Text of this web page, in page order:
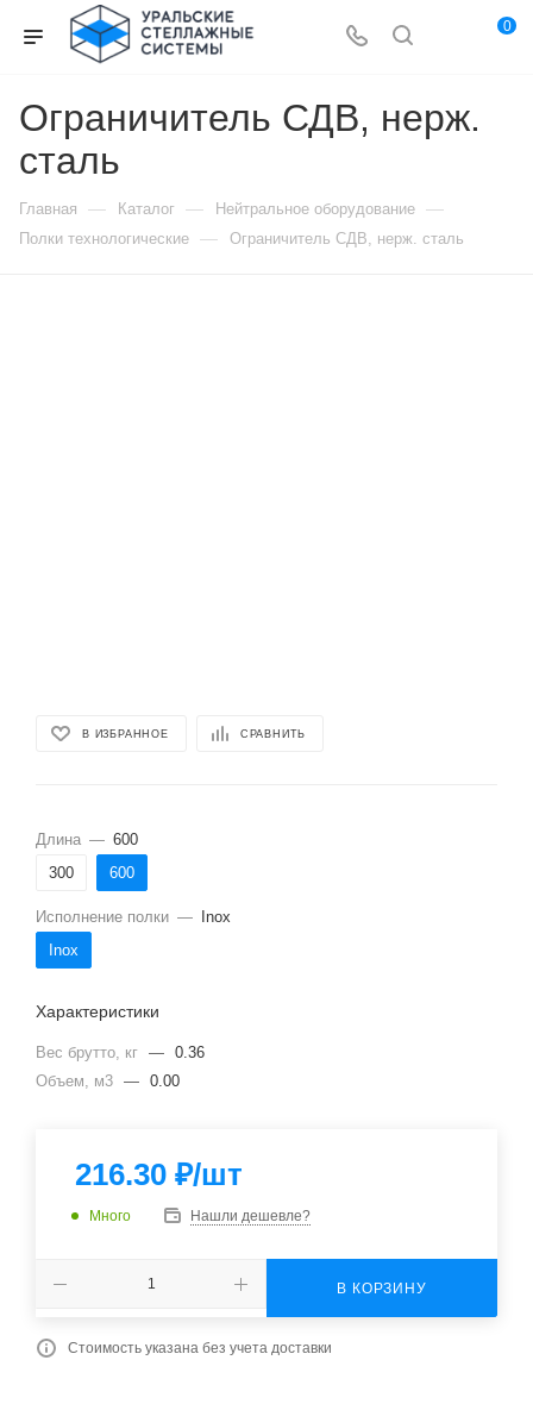
0
Ограничитель СДВ, нерж.
сталь
Главная — Каталог — Нейтральное оборудование —
Полки технологические — Ограничитель СДВ, нерж. сталь
В ИЗБРАННОЕ СРАВНИТЬ
Длина — 600
300
600
Исполнение полки —
Inox
Inox
Характеристики
Вес брутто, кг — 0.36
Объем, м3 — 0.00
216.30 ₽/шт
Много Нашли дешевле?
В КОРЗИНУ
Стоимость указана без учета доставки